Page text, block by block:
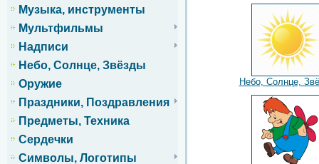
Музыка, инструменты
Мультфильмы
Надписи
Небо, Солнце, Звёзды
Оружие
Праздники, Поздравления
Предметы, Техника
Сердечки
Символы, Логотипы
Небо, Солнце,